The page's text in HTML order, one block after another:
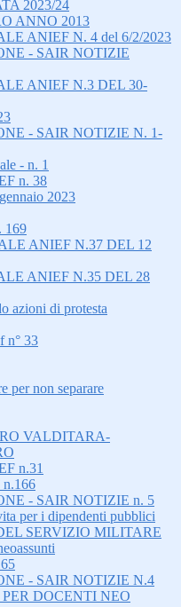
2023/24
ANNO 2013
ANIEF N. 4 del 6/2/2023
- SAIR NOTIZIE
ANIEF N.3 DEL 30-
- SAIR NOTIZIE N. 1-
- n. 1
n. 38
2023
169
ANIEF N.37 DEL 12
ANIEF N.35 DEL 28
azioni di protesta
n° 33
per non separare
VALDITARA-
n.31
- SAIR NOTIZIE n. 5
per i dipendenti pubblici
SERVIZIO MILITARE
- SAIR NOTIZIE N.4
DOCENTI NEO